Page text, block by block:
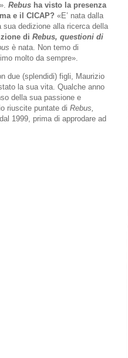
Rebus ha visto la presenza
e il CICAP? «E’ nata dalla
dedizione alla ricerca della
di Rebus, questioni di
è nata. Non temo di
molto da sempre».
due (splendidi) figli, Maurizio
la sua vita. Qualche anno
della sua passione e
riuscite puntate di Rebus,
1999, prima di approdare ad